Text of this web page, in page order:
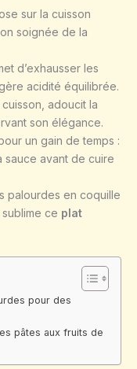
sur la cuisson
soignée de la
d’exhausser les
acidité équilibrée.
adoucit la
son élégance.
un gain de temps :
sauce avant de cuire
palourdes en coquille
ce plat
pour des
pâtes aux fruits de